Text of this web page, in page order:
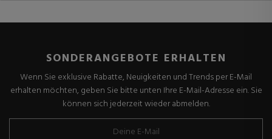
SONDERANGEBOTE ERHALTEN
Wenn Sie exklusive Rabatte, Neuigkeiten und Trends per E-Mail
erhalten möchten, geben Sie bitte unten Ihre E-Mail-Adresse ein. Sie
können sich jederzeit wieder abmelden.